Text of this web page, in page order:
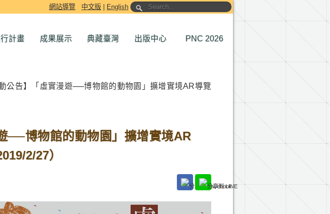
網站導覽 中文版 English
計畫 成果展示 典藏臺灣 出版中心 PNC 2026
公告】「虛實漫遊──博物館的動物園」擴增實境AR導覽
──博物館的動物園」擴增實境AR
2/27）